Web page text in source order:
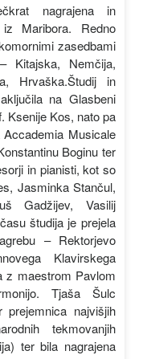
nagrajena in
Maribora. Redno
zasedbami
Kitajska, Nemčija,
Hrvaška.Študij in
na Glasbeni
Ksenije Kos, nato pa
Musicale
Boginu ter
in pianisti, kot so
Jasminka Stančul,
Gadžijev, Vasilij
študija je prejela
– Rektorjevo
Klavirskega
z maestrom Pavlom
Tjaša Šulc
najvišjih
tekmovanjih
ter bila nagrajena